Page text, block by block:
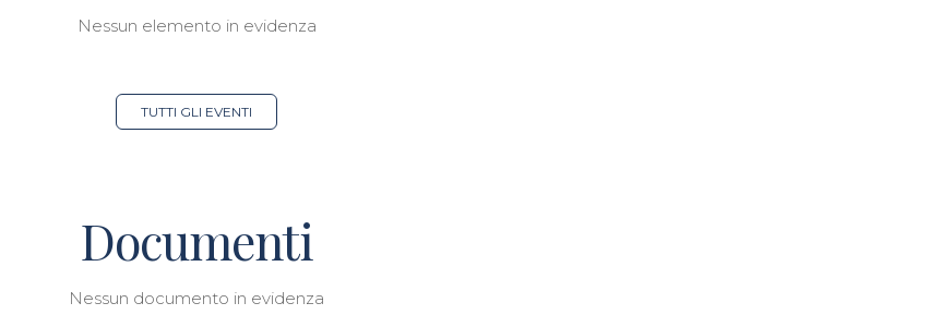
Nessun elemento in evidenza
TUTTI GLI EVENTI
Documenti
Nessun documento in evidenza